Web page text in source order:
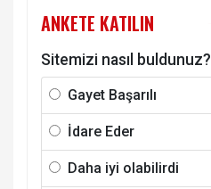
ANKETE KATILIN
Sitemizi nasıl buldunuz?
Gayet Başarılı
İdare Eder
Daha iyi olabilirdi